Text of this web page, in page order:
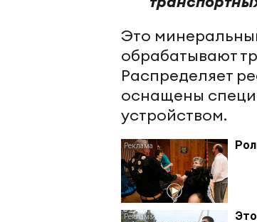
Это
обрабатывают
Распределяет
оснащены
устройством.